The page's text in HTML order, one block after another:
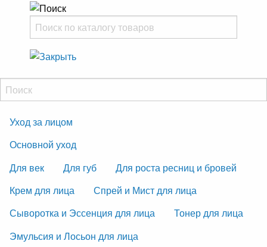
Уход за лицом
Основной уход
Для век
Для губ
Для роста ресниц и бровей
Крем для лица
Спрей и Мист для лица
Сыворотка и Эссенция для лица
Тонер для лица
Эмульсия и Лосьон для лица